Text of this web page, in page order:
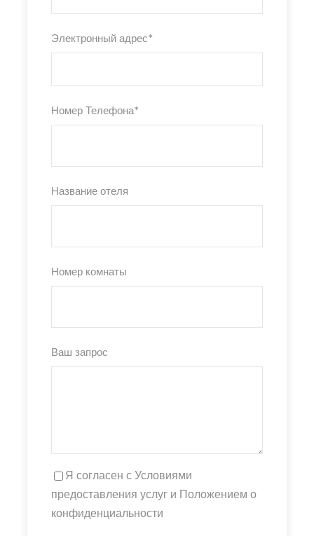
Электронный адрес*
Номер Телефона*
Название отеля
Номер комнаты
Ваш запрос
Я согласен с Условиями
предоставления услуг и Положением о
конфиденциальности